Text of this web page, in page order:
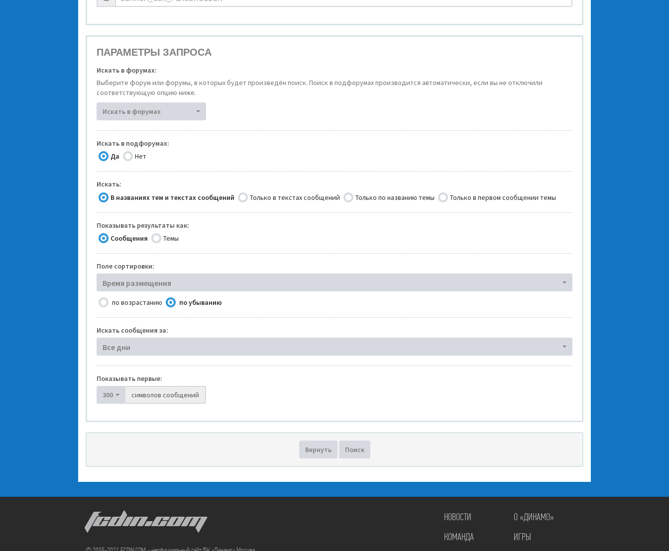
ПАРАМЕТРЫ ЗАПРОСА
Искать в форумах:
Выберите форум или форумы, в которых будет произведён поиск. Поиск в подфорумах производится автоматически, если вы не отключили
соответствующую опцию ниже.
Искать в форумах
Искать в подфорумах:
Да
Нет
Искать:
В названиях тем и текстах сообщений
Только в текстах сообщений Только по названию темы Только в первом сообщении темы
Показывать результаты как:
Сообщения
Темы
Поле сортировки:
Время размещения
по возрастанию по убыванию
Искать сообщения за:
Все дни
Показывать первые:
300
символов сообщений
Вернуть Поиск
FCDIN.COM НОВОСТИ
О «ДИНАМО»
КОМАНДА
ИГРЫ